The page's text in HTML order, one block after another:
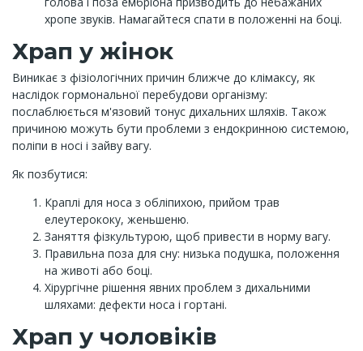
хропе звуків. Намагайтеся спати в положенні на боці.
Храп у жінок
Виникає з фізіологічних причин ближче до клімаксу, як
наслідок гормональної перебудови організму:
послаблюється м'язовий тонус дихальних шляхів. Також
причиною можуть бути проблеми з ендокринною системою,
поліпи в носі і зайву вагу.
Як позбутися:
Краплі для носа з обліпихою, прийом трав
елеутерококу, женьшеню.
Заняття фізкультурою, щоб привести в норму вагу.
Правильна поза для сну: низька подушка, положення
на животі або боці.
Хірургічне рішення явних проблем з дихальними
шляхами: дефекти носа і гортані.
Храп у чоловіків